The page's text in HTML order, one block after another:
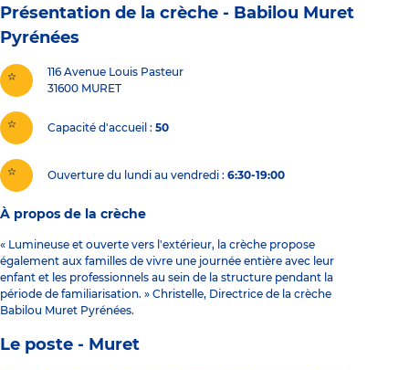
Présentation de la crèche - Babilou Muret
Pyrénées
116 Avenue Louis Pasteur
31600 MURET
Capacité d'accueil 50
Ouverture du lundi au vendredi : 6:30-19:00
À propos de la crèche
« Lumineuse et ouverte vers l'extérieur, la crèche propose
également aux familles de vivre une journée entière avec leur
enfant et les professionnels au sein de la structure pendant la
période de familiarisation. » Christelle, Directrice de la crèche
Babilou Muret Pyrénées.
Le poste - Muret